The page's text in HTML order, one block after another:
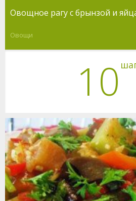
Овощное рагу с брынзой и
Овощи
10